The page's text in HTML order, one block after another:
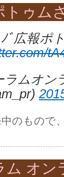
トゥム
ﾞ広報ポ
ムオン
のもので
ム オ